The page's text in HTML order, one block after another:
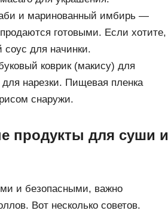
и маринованный имбирь —
готовыми. Если хотите,
для начинки.
коврик (макису) для
нарезки. Пищевая пленка
снаружи.
продукты для суши и
и безопасными, важно
Вот несколько советов.